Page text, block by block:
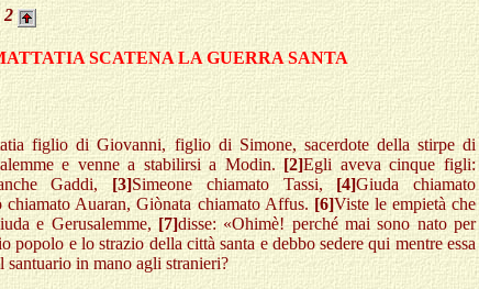
2
SCATENA LA GUERRA SANTA
figlio di Giovanni, figlio di Simone, sacerdote della stirpe di
e venne a stabilirsi a Modin.[2]Egli aveva cinque figli:
Gaddi, [3]Simeone chiamato Tassi, [4]Giuda chiamato
chiamato Auaran, Giònata chiamato Affus. [6]Viste le empietà che
e Gerusalemme,[7]disse: «Ohimè! perché mai sono nato per
popolo e lo strazio della città santa e debbo sedere qui mentre essa
in mano agli stranieri?